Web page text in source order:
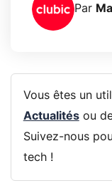
Par
Vous êtes un
Actualitésou
Suivez-nous
tech !